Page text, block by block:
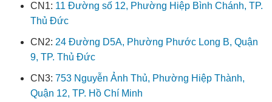
CN1: 11 Đường số 12, Phường Hiệp Bình Chánh, TP.
Thủ Đức
CN2: 24 Đường D5A, Phường Phước Long B, Quận
9, TP. Thủ Đức
CN3: 753 Nguyễn Ảnh Thủ, Phường Hiệp Thành,
Quận 12, TP. Hồ Chí Minh